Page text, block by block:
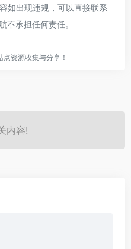
如出现违规，可以直接联系
不承担任何责任。
资源收集与分享！
内容!